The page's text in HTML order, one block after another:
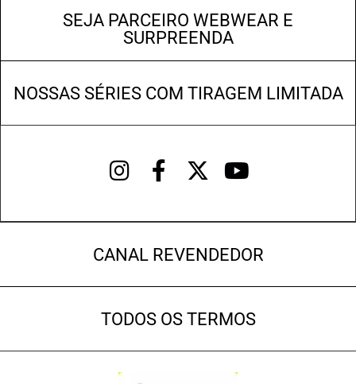
SEJA PARCEIRO WEBWEAR E
SURPREENDA
NOSSAS SÉRIES COM TIRAGEM LIMITADA
CANAL REVENDEDOR
TODOS OS TERMOS